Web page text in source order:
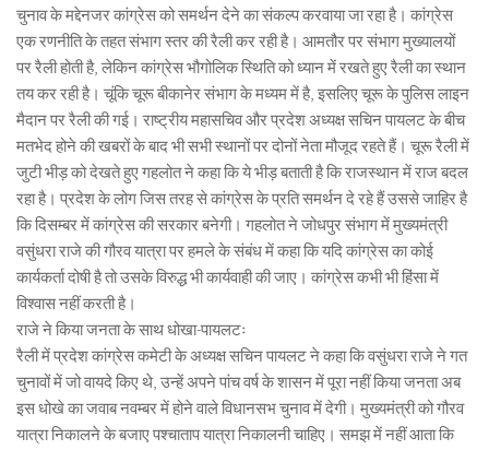
चुनाव के मद्देनजर कांग्रेस को समर्थन देने का संकल्प करवाया जा रहा है। कांग्रेस
एक रणनीति के तहत संभाग स्तर की रैली कर रही है। आमतौर पर संभाग मुख्यालयों
पर रैली होती है, लेकिन कांग्रेस भौगोलिक स्थिति को ध्यान में रखते हुए रैली का स्थान
तय कर रही है। चूंकि चूरू बीकानेर संभाग के मध्यम में है, इसलिए चूरू के पुलिस लाइन
मैदान पर रैली की गई। राष्ट्रीय महासचिव और प्रदेश अध्यक्ष सचिन पायलट के बीच
मतभेद होने की खबरों के बाद भी सभी स्थानों पर दोनों नेता मौजूद रहते हैं। चूरू रैली में
जुटी भीड़ को देखते हुए गहलोत ने कहा कि ये भीड़ बताती है कि राजस्थान में राज बदल
रहा है। प्रदेश के लोग जिस तरह से कांग्रेस के प्रति समर्थन दे रहे हैं उससे जाहिर है
कि दिसम्बर में कांग्रेस की सरकार बनेगी। गहलोत ने जोधपुर संभाग में मुख्यमंत्री
वसुंधरा राजे की गौरव यात्रा पर हमले के संबंध में कहा कि यदि कांग्रेस का कोई
कार्यकर्ता दोषी है तो उसके विरुद्ध भी कार्यवाही की जाए। कांग्रेस कभी भी हिंसा में
विश्वास नहीं करती है।
राजे ने किया जनता के साथ धोखा-पायलटः
रैली में प्रदेश कांग्रेस कमेटी के अध्यक्ष सचिन पायलट ने कहा कि वसुंधरा राजे ने गत
चुनावों में जो वायदे किए थे, उन्हें अपने पांच वर्ष के शासन में पूरा नहीं किया जनता अब
इस धोखे का जवाब नवम्बर में होने वाले विधानसभ चुनाव में देगी। मुख्यमंत्री को गौरव
यात्रा निकालने के बजाए पश्चाताप यात्रा निकालनी चाहिए। समझ में नहीं आता कि